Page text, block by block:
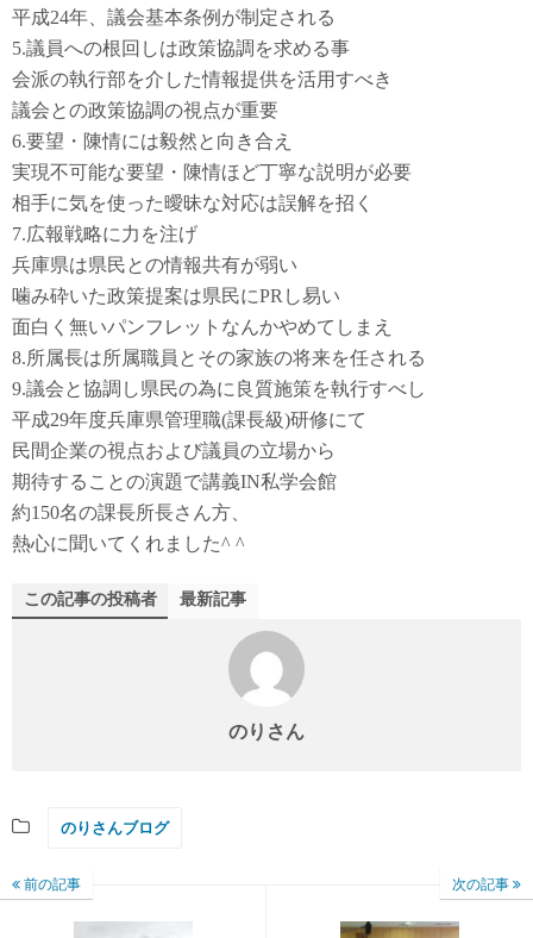
平成24年、議会基本条例が制定される
5.議員への根回しは政策協調を求める事
会派の執行部を介した情報提供を活用すべき
議会との政策協調の視点が重要
6.要望・陳情には毅然と向き合え
実現不可能な要望・陳情ほど丁寧な説明が必要
相手に気を使った曖昧な対応は誤解を招く
7.広報戦略に力を注げ
兵庫県は県民との情報共有が弱い
噛み砕いた政策提案は県民にPRし易い
面白く無いパンフレットなんかやめてしまえ
8.所属長は所属職員とその家族の将来を任される
9.議会と協調し県民の為に良質施策を執行すべし
平成29年度兵庫県管理職(課長級)研修にて
民間企業の視点および議員の立場から
期待することの演題で講義IN私学会館
約150名の課長所長さん方、
熱心に聞いてくれました^ ^
この記事の投稿者 最新記事
のりさん
のりさんブログ
前の記事 次の記事